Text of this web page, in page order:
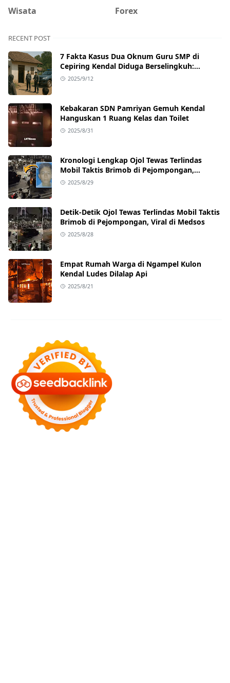
Wisata
Forex
RECENT POST
7 Fakta Kasus Dua Oknum Guru SMP di
Cepiring Kendal Diduga Berselingkuh:
Kronologi, Pengakuan, hingga Sanksi
2025/9/12
Kebakaran SDN Pamriyan Gemuh Kendal
Hanguskan 1 Ruang Kelas dan Toilet
2025/8/31
Kronologi Lengkap Ojol Tewas Terlindas
Mobil Taktis Brimob di Pejompongan,
Ternyata Sedang Antar Orderan
2025/8/29
Detik-Detik Ojol Tewas Terlindas Mobil Taktis
Brimob di Pejompongan, Viral di Medsos
2025/8/28
Empat Rumah Warga di Ngampel Kulon
Kendal Ludes Dilalap Api
2025/8/21